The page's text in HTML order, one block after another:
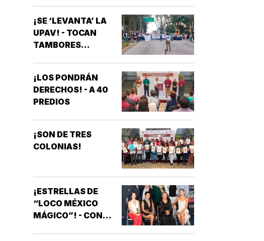
¡SE ‘LEVANTA’ LA
UPAV! - TOCAN
TAMBORES...
¡LOS PONDRÁN
DERECHOS! - A 40
PREDIOS
¡SON DE TRES
COLONIAS!
¡ESTRELLAS DE
“LOCO MÉXICO
MÁGICO”! - CON